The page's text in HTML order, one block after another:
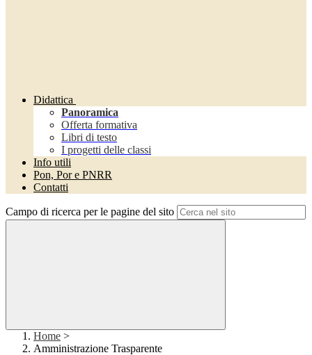
Didattica
Panoramica
Offerta formativa
Libri di testo
I progetti delle classi
Info utili
Pon, Por e PNRR
Contatti
Campo di ricerca per le pagine del sito
Home >
Amministrazione Trasparente